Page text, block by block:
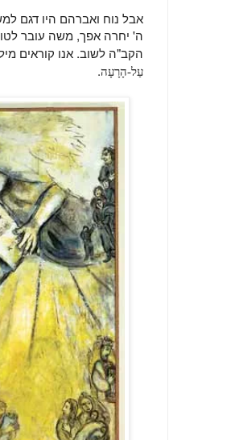
אבל נוח ואברהם היו דגם
ה' יחרה אפך, משה עובר
הקב"ה לשוב. אנו קוראים
עַל-הָרָעָה.